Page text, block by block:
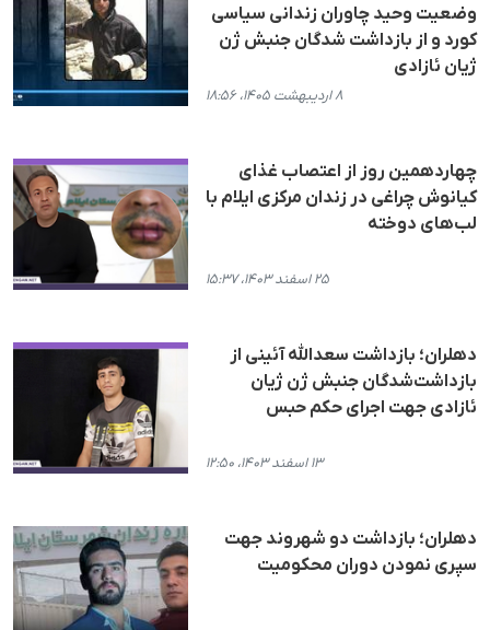
وضعیت وحید چاوران زندانی سیاسی
کورد و از بازداشت شدگان جنبش ژن
ژیان ئازادی
۸ اردیبهشت ۱۴۰۵، ۱۸:۵۶
چهاردهمین روز از اعتصاب غذای
کیانوش چراغی در زندان مرکزی ایلام با
لب‌های دوخته
۲۵ اسفند ۱۴۰۳، ۱۵:۳۷
دهلران؛ بازداشت سعدالله آئینی از
بازداشت‌شدگان جنبش ژن ژیان
ئازادی جهت اجرای حکم حبس
۱۳ اسفند ۱۴۰۳، ۱۲:۵۰
دهلران؛ بازداشت دو شهروند جهت
سپری نمودن دوران محکومیت